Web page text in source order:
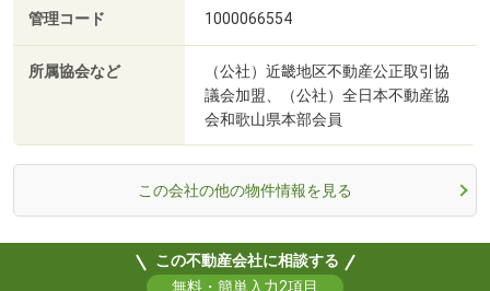
管理コード 1000066554
所属協会など
（公社）近畿地区不動産公正取引協
議会加盟、（公社）全日本不動産協
会和歌山県本部会員
この会社の他の物件情報を見る
この不動産会社に相談する
無料・簡単入力2項目